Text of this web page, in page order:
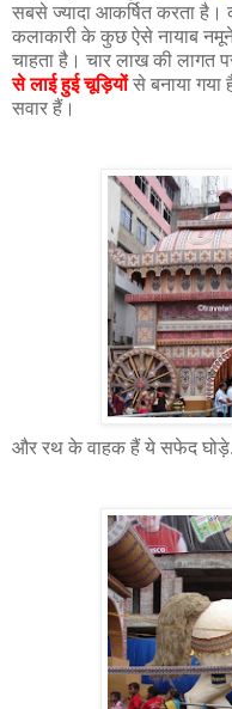
सबसे ज्यादा आकर्षित करता
कलाकारी के कुछ ऐसे नायाब
चाहता है। चार लाख की लागत
से लाई हुई चूड़ियोंसे बनाया गया
सवार हैं।
और रथ के वाहक हैं ये सफेद